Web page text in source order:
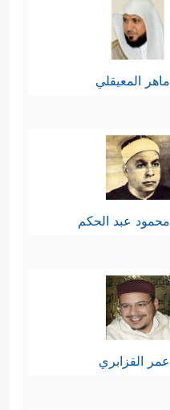
ماهر المعيقلي
محمود عبد الحكم
عمر القزابري